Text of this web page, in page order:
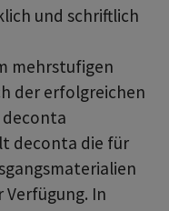
und schriftlich
mehrstufigen
der erfolgreichen
deconta die für
In